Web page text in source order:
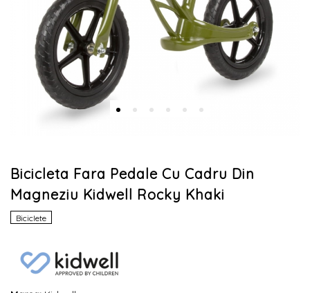
Bicicleta Fara Pedale Cu Cadru Din
Magneziu Kidwell Rocky Khaki
Biciclete